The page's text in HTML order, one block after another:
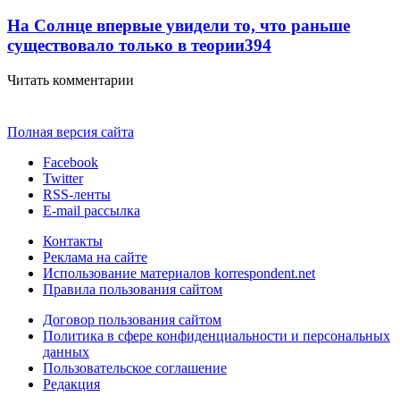
На Солнце впервые увидели то, что раньше
существовало только в теории394
Читать комментарии
Полная версия сайта
Facebook
Twitter
RSS-ленты
E-mail рассылка
Контакты
Реклама на сайте
Использование материалов korrespondent.net
Правила пользования сайтом
Договор пользования сайтом
Политика в сфере конфиденциальности и персональных
данных
Пользовательское соглашение
Редакция